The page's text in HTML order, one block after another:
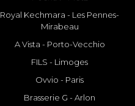
Royal Kechmara - Les Pennes-
Mirabeau
A Vista - Porto-Vecchio
FILS - Limoges
Ovvio - Paris
Brasserie G - Arlon